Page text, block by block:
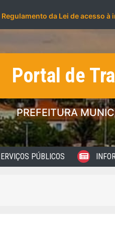
Regulamento da Lei de acesso
Portal de
PREFEITURA
PÚBLICOS